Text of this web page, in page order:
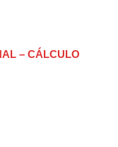
– CÁLCULO